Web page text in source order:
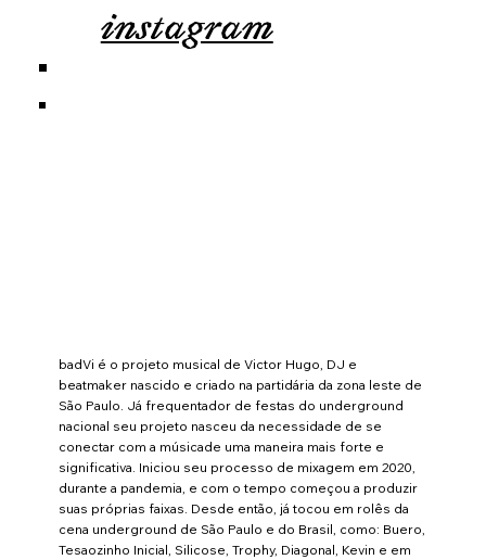
instagram
badVi é o projeto musical de Victor Hugo, DJ e
beatmaker nascido e criado na partidária da zona leste de
São Paulo. Já frequentador de festas do underground
nacional seu projeto nasceu da necessidade de se
conectar com a músicade uma maneira mais forte e
significativa. Iniciou seu processo de mixagem em 2020,
durante a pandemia, e com o tempo começou a produzir
suas próprias faixas. Desde então, já tocou em rolês da
cena underground de São Paulo e do Brasil, como: Buero,
Tesaozinho Inicial, Silicose, Trophy, Diagonal, Kevin e em